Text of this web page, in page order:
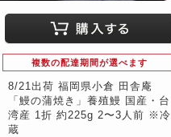
複数の配達期間が選べます
8/21出荷 福岡県小倉 田舎庵
「鰻の蒲焼き」養殖鰻 国産・台
湾産 1折 約225g 2〜3人前 ※冷
蔵